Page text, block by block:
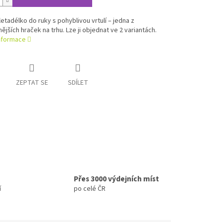
do ruky s pohyblivou vrtulí – jedna z
hraček na trhu. Lze ji objednat ve 2 variantách.
ZEPTAT SE SDÍLET
Přes 3000 výdejních míst
po celé ČR